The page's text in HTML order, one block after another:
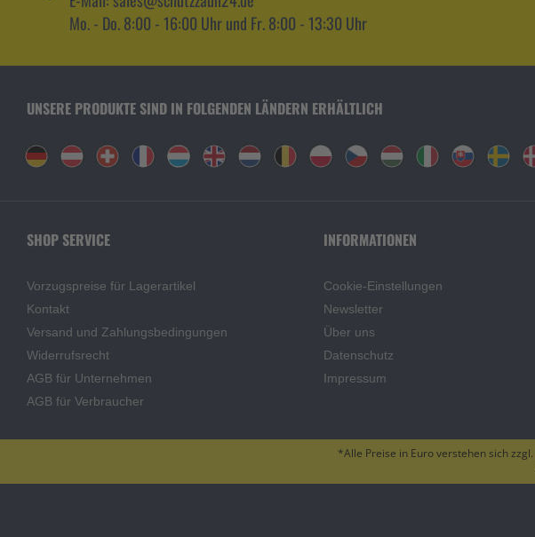
Mo. - Do. 8:00 - 16:00 Uhr und Fr. 8:00 - 13:30 Uhr
UNSERE PRODUKTE SIND IN FOLGENDEN LÄNDERN ERHÄLTLICH
SHOP SERVICE
Vorzugspreise für Lagerartikel
Kontakt
Versand und Zahlungsbedingungen
Widerrufsrecht
AGB für Unternehmen
AGB für Verbraucher
INFORMATIONEN
Cookie-Einstellungen
Newsletter
Über uns
Datenschutz
Impressum
*Alle Preise in Euro verstehen sich zzgl.